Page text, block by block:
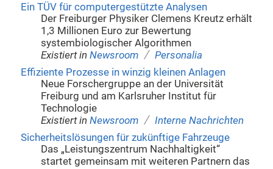
Ein TÜV für computergestützte Analysen
Der Freiburger Physiker Clemens Kreutz erhält
1,3 Millionen Euro zur Bewertung
systembiologischer Algorithmen
Existiert in Newsroom / Personalia
Effiziente Prozesse in winzig kleinen Anlagen
Neue Forschergruppe an der Universität
Freiburg und am Karlsruher Institut für
Technologie
Existiert in Newsroom / Interne Nachrichten
Sicherheitslösungen für zukünftige Fahrzeuge
Das „Leistungszentrum Nachhaltigkeit“
startet gemeinsam mit weiteren Partnern das